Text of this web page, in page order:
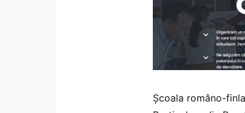
Școala româno-